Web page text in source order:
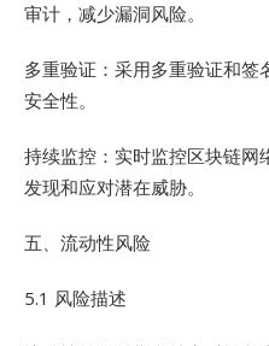
审计，减少漏洞风险。
多重验证：采用多重验证和签
安全性。
持续监控：实时监控区块链网
发现和应对潜在威胁。
五、流动性风险
5.1 风险描述